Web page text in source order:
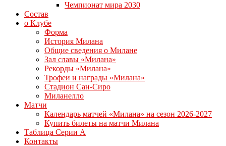
Чемпионат мира 2030
Состав
о Клубе
Форма
История Милана
Общие сведения о Милане
Зал славы «Милана»
Рекорды «Милана»
Трофеи и награды «Милана»
Стадион Сан-Сиро
Миланелло
Матчи
Календарь матчей «Милана» на сезон 2026-2027
Купить билеты на матчи Милана
Таблица Серии А
Контакты